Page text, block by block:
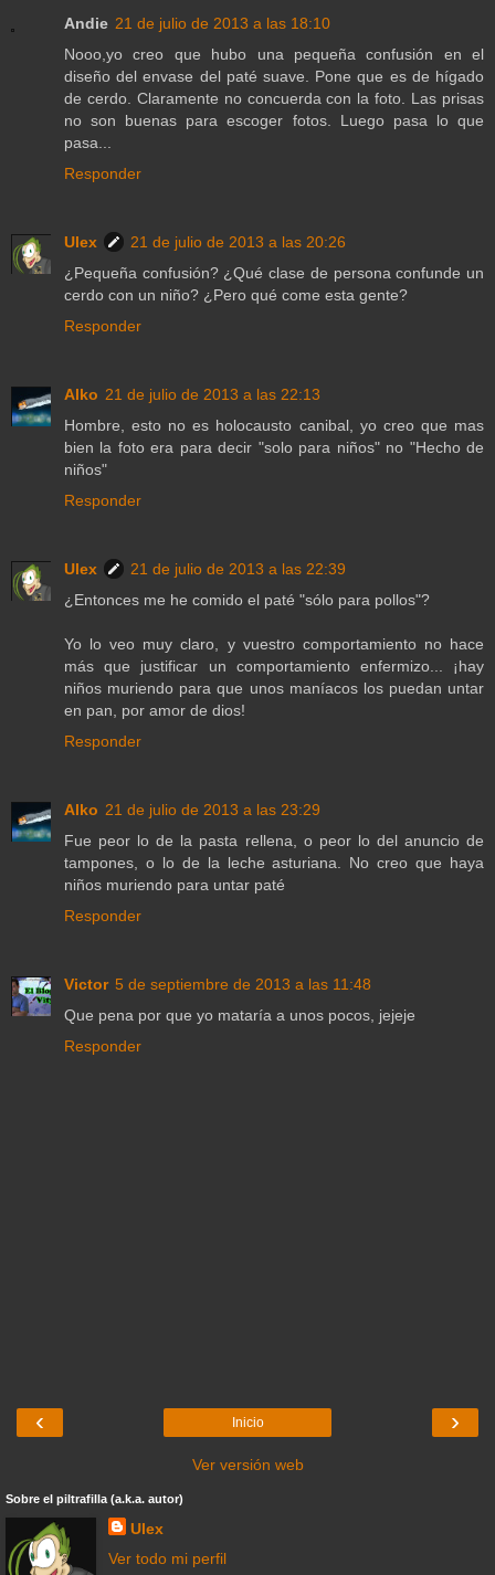
Andie 21 de julio de 2013 a las 18:10
Nooo,yo creo que hubo una pequeña confusión en el
diseño del envase del paté suave. Pone que es de hígado
de cerdo. Claramente no concuerda con la foto. Las prisas
no son buenas para escoger fotos. Luego pasa lo que
pasa...
Responder
Ulex
21 de julio de 2013 a las 20:26
¿Pequeña confusión? ¿Qué clase de persona confunde un
cerdo con un niño? ¿Pero qué come esta gente?
Responder
Alko 21 de julio de 2013 a las 22:13
Hombre, esto no es holocausto canibal, yo creo que mas
bien la foto era para decir "solo para niños" no "Hecho de
niños"
Responder
Ulex
21 de julio de 2013 a las 22:39
¿Entonces me he comido el paté "sólo para pollos"?
Yo lo veo muy claro, y vuestro comportamiento no hace
más que justificar un comportamiento enfermizo... ¡hay
niños muriendo para que unos maníacos los puedan untar
en pan, por amor de dios!
Responder
Alko 21 de julio de 2013 a las 23:29
Fue peor lo de la pasta rellena, o peor lo del anuncio de
tampones, o lo de la leche asturiana. No creo que haya
niños muriendo para untar paté
Responder
Victor 5 de septiembre de 2013 a las 11:48
Que pena por que yo mataría a unos pocos, jejeje
Responder
‹ ›
Inicio
Ver versión web
Sobre el piltrafilla (a.k.a. autor)
Ulex
Ver todo mi perfil